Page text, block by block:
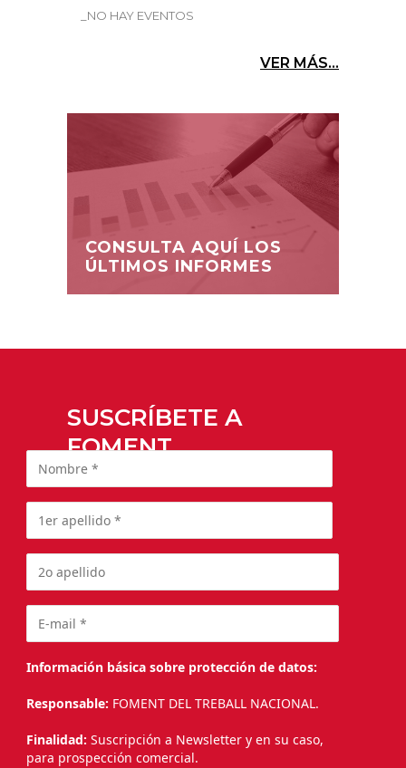
_NO HAY EVENTOS
VER MÁS...
CONSULTA AQUÍ LOS
ÚLTIMOS INFORMES
SUSCRÍBETE A
FOMENT
Información básica sobre protección de datos:
Responsable: FOMENT DEL TREBALL NACIONAL.
Finalidad: Suscripción a Newsletter y en su caso,
para prospección comercial.